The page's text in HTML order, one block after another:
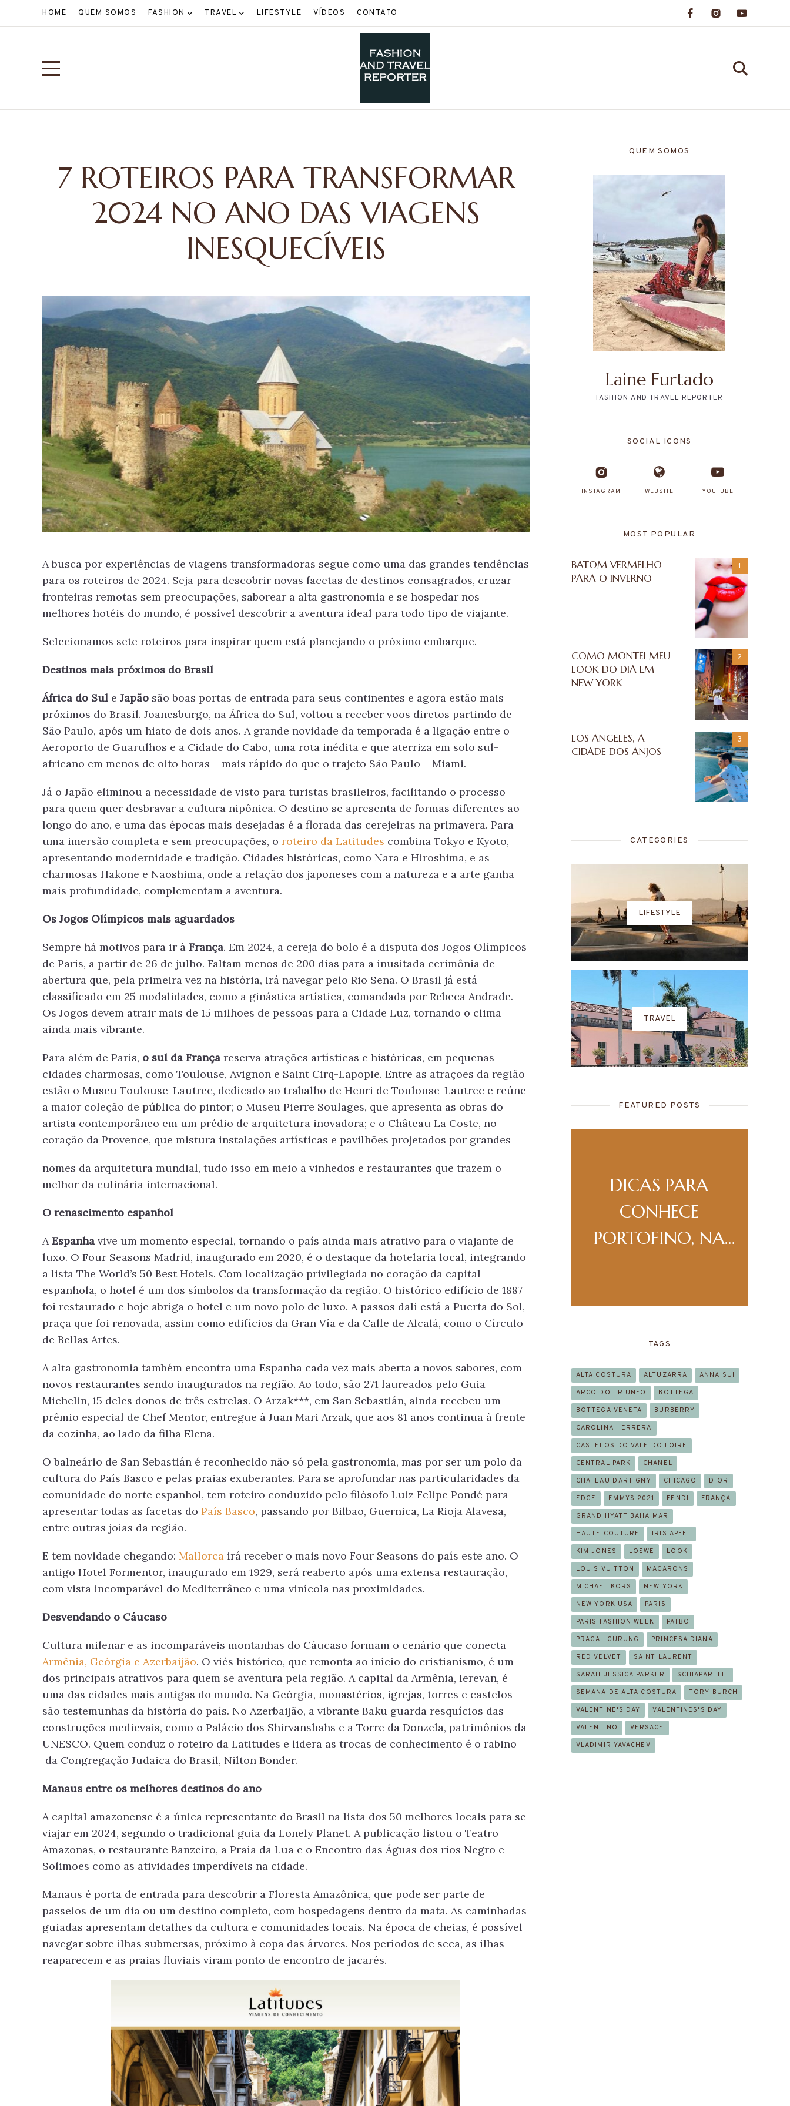
HOME QUEM SOMOS FASHION TRAVEL LIFESTYLE VÍDEOS CONTATO
7 ROTEIROS PARA TRANSFORMAR
2024 NO ANO DAS VIAGENS
INESQUECÍVEIS
A busca por experiências de viagens transformadoras segue como uma das grandes tendências
para os roteiros de 2024. Seja para descobrir novas facetas de destinos consagrados, cruzar
fronteiras remotas sem preocupações, saborear a alta gastronomia e se hospedar nos
melhores hotéis do mundo, é possível descobrir a aventura ideal para todo tipo de viajante.
Selecionamos sete roteiros para inspirar quem está planejando o próximo embarque.
Destinos mais próximos do Brasil
África do Sul e Japão são boas portas de entrada para seus continentes e agora estão mais
próximos do Brasil. Joanesburgo, na África do Sul, voltou a receber voos diretos partindo de
São Paulo, após um hiato de dois anos. A grande novidade da temporada é a ligação entre o
Aeroporto de Guarulhos e a Cidade do Cabo, uma rota inédita e que aterriza em solo sul-
africano em menos de oito horas – mais rápido do que o trajeto São Paulo – Miami.
Já o Japão eliminou a necessidade de visto para turistas brasileiros, facilitando o processo
para quem quer desbravar a cultura nipônica. O destino se apresenta de formas diferentes ao
longo do ano, e uma das épocas mais desejadas é a florada das cerejeiras na primavera. Para
uma imersão completa e sem preocupações, o roteiro da Latitudes combina Tokyo e Kyoto,
apresentando modernidade e tradição. Cidades históricas, como Nara e Hiroshima, e as
charmosas Hakone e Naoshima, onde a relação dos japoneses com a natureza e a arte ganha
mais profundidade, complementam a aventura.
Os Jogos Olímpicos mais aguardados
Sempre há motivos para ir à França. Em 2024, a cereja do bolo é a disputa dos Jogos Olímpicos
de Paris, a partir de 26 de julho. Faltam menos de 200 dias para a inusitada cerimônia de
abertura que, pela primeira vez na história, irá navegar pelo Rio Sena. O Brasil já está
classificado em 25 modalidades, como a ginástica artística, comandada por Rebeca Andrade.
Os Jogos devem atrair mais de 15 milhões de pessoas para a Cidade Luz, tornando o clima
ainda mais vibrante.
Para além de Paris, o sul da França reserva atrações artísticas e históricas, em pequenas
cidades charmosas, como Toulouse, Avignon e Saint Cirq-Lapopie. Entre as atrações da região
estão o Museu Toulouse-Lautrec, dedicado ao trabalho de Henri de Toulouse-Lautrec e reúne
a maior coleção de pública do pintor; o Museu Pierre Soulages, que apresenta as obras do
artista contemporâneo em um prédio de arquitetura inovadora; e o Château La Coste, no
coração da Provence, que mistura instalações artísticas e pavilhões projetados por grandes
nomes da arquitetura mundial, tudo isso em meio a vinhedos e restaurantes que trazem o
melhor da culinária internacional.
O renascimento espanhol
AEspanha vive um momento especial, tornando o país ainda mais atrativo para o viajante de
luxo. O Four Seasons Madrid, inaugurado em 2020, é o destaque da hotelaria local, integrando
a lista The World’s 50 Best Hotels. Com localização privilegiada no coração da capital
espanhola, o hotel é um dos símbolos da transformação da região. O histórico edifício de 1887
foi restaurado e hoje abriga o hotel e um novo polo de luxo. A passos dali está a Puerta do Sol,
praça que foi renovada, assim como edifícios da Gran Vía e da Calle de Alcalá, como o Círculo
de Bellas Artes.
A alta gastronomia também encontra uma Espanha cada vez mais aberta a novos sabores, com
novos restaurantes sendo inaugurados na região. Ao todo, são 271 laureados pelo Guia
Michelin, 15 deles donos de três estrelas. O Arzak***, em San Sebastián, ainda recebeu um
prêmio especial de Chef Mentor, entregue à Juan Mari Arzak, que aos 81 anos continua à frente
da cozinha, ao lado da filha Elena.
O balneário de San Sebastián é reconhecido não só pela gastronomia, mas por ser um polo da
cultura do País Basco e pelas praias exuberantes. Para se aprofundar nas particularidades da
comunidade do norte espanhol, tem roteiro conduzido pelo filósofo Luiz Felipe Pondé para
apresentar todas as facetas do País Basco, passando por Bilbao, Guernica, La Rioja Alavesa,
entre outras joias da região.
E tem novidade chegando: Mallorca irá receber o mais novo Four Seasons do país este ano. O
antigo Hotel Formentor, inaugurado em 1929, será reaberto após uma extensa restauração,
com vista incomparável do Mediterrâneo e uma vinícola nas proximidades.
Desvendando o Cáucaso
Cultura milenar e as incomparáveis montanhas do Cáucaso formam o cenário que conecta
Armênia, Geórgia e Azerbaijão. O viés histórico, que remonta ao início do cristianismo, é um
dos principais atrativos para quem se aventura pela região. A capital da Armênia, Ierevan, é
uma das cidades mais antigas do mundo. Na Geórgia, monastérios, igrejas, torres e castelos
são testemunhas da história do país. No Azerbaijão, a vibrante Baku guarda resquícios das
construções medievais, como o Palácio dos Shirvanshahs e a Torre da Donzela, patrimônios da
UNESCO. Quem conduz o roteiro da Latitudes e lidera as trocas de conhecimento é o rabino
da Congregação Judaica do Brasil, Nilton Bonder.
Manaus entre os melhores destinos do ano
A capital amazonense é a única representante do Brasil na lista dos 50 melhores locais para se
viajar em 2024, segundo o tradicional guia da Lonely Planet. A publicação listou o Teatro
Amazonas, o restaurante Banzeiro, a Praia da Lua e o Encontro das Águas dos rios Negro e
Solimões como as atividades imperdíveis na cidade.
Manaus é porta de entrada para descobrir a Floresta Amazônica, que pode ser parte de
passeios de um dia ou um destino completo, com hospedagens dentro da mata. As caminhadas
guiadas apresentam detalhes da cultura e comunidades locais. Na época de cheias, é possível
navegar sobre ilhas submersas, próximo à copa das árvores. Nos períodos de seca, as ilhas
reaparecem e as praias fluviais viram ponto de encontro de jacarés.
QUEM SOMOS
Laine Furtado
FASHION AND TRAVEL REPORTER
SOCIAL ICONS
INSTAGRAM WEBSITE YOUTUBE
MOST POPULAR
BATOM VERMELHO
PARA O INVERNO
COMO MONTEI MEU
LOOK DO DIA EM
NEW YORK
LOS ANGELES, A
CIDADE DOS ANJOS
CATEGORIES
LIFESTYLE
TRAVEL
FEATURED POSTS
SUA CASA
DICAS PARA
CONHECE
PORTOFINO, NA
TAGS
ALTA COSTURA ALTUZARRA ANNA SUI
ARCO DO TRIUNFO BOTTEGA
BOTTEGA VENETA BURBERRY
CAROLINA HERRERA
CASTELOS DO VALE DO LOIRE
CENTRAL PARK CHANEL
CHATEAU D’ARTIGNY CHICAGO DIOR
EDGE EMMYS 2021 FENDI FRANÇA
GRAND HYATT BAHA MAR
HAUTE COUTURE IRIS APFEL
KIM JONES LOEWE LOOK
LOUIS VUITTON MACARONS
MICHAEL KORS NEW YORK
NEW YORK USA PARIS
PARIS FASHION WEEK PATBO
PRAGAL GURUNG PRINCESA DIANA
RED VELVET SAINT LAURENT
SARAH JESSICA PARKER SCHIAPARELLI
SEMANA DE ALTA COSTURA TORY BURCH
VALENTINE'S DAY VALENTINES'S DAY
VALENTINO VERSACE
VLADIMIR YAVACHEV